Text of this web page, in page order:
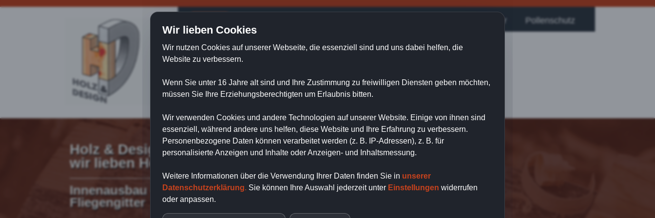
Insektenschutzgitter Pollenschutz
Holz & Design Giede -
wir lieben Holz & Kreativität!
Innenausbau - Dachfenster -
Fliegengitter
Wir lieben Cookies
Wir nutzen Cookies auf unserer Webseite, die essenziell sind und uns dabei helfen, die
Website zu verbessern.
Wenn Sie unter 16 Jahre alt sind und Ihre Zustimmung zu freiwilligen Diensten geben möchten,
müssen Sie Ihre Erziehungsberechtigten um Erlaubnis bitten.
Wir verwenden Cookies und andere Technologien auf unserer Website. Einige von ihnen sind
essenziell, während andere uns helfen, diese Website und Ihre Erfahrung zu verbessern.
Personenbezogene Daten können verarbeitet werden (z. B. IP-Adressen), z. B. für
personalisierte Anzeigen und Inhalte oder Anzeigen- und Inhaltsmessung.
Weitere Informationen über die Verwendung Ihrer Daten finden Sie in unserer
Datenschutzerklärung. Sie können Ihre Auswahl jederzeit unter Einstellungen widerrufen
oder anpassen.